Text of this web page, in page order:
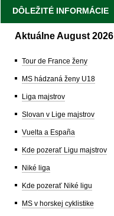
DÔLEŽITÉ INFORMÁCIE
Aktuálne August 2026
Tour de France ženy
MS hádzaná ženy U18
Liga majstrov
Slovan v Lige majstrov
Vuelta a España
Kde pozerať Ligu majstrov
Niké liga
Kde pozerať Niké ligu
MS v horskej cyklistike